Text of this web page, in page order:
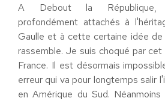
A Debout la République,
profondément attachés à
Gaulle et à cette certaine idée de
rassemble. Je suis choqué par
France. Il est désormais
erreur qui va pour longtemps salir
en Amérique du Sud. Néanmoins